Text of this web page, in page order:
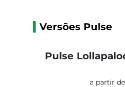
Versões Pulse
Pulse
a partir de